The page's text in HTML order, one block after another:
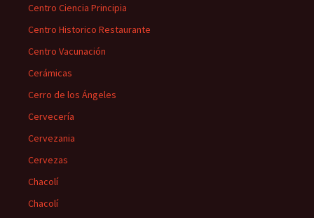
Centro Ciencia Principia
Centro Historico Restaurante
Centro Vacunación
Cerámicas
Cerro de los Ángeles
Cervecería
Cervezania
Cervezas
Chacolí
Chacolí